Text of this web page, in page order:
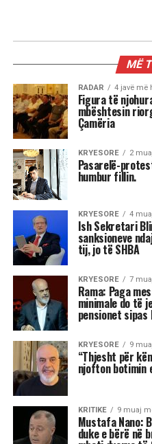
MË
RADAR 4 javë më
Figura të
mbështesin
Çamëria
KRYESORE 2
Pasarelë-
humbur fillin.
KRYESORE 4
Ish Sekretari
sanksioneve
tij, jo të SHBA
KRYESORE 7
Rama: Paga
minimale do të
pensionet
KRYESORE 9
“Thjesht për
njofton botimin
KRITIKE 9 muaj
Mustafa Nano:
duke e bërë në